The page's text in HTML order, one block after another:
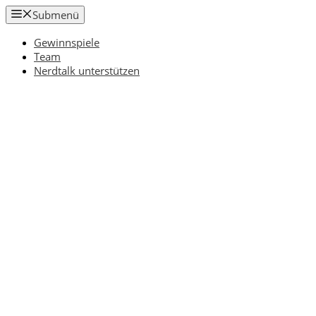
Zum
Inhalt
springen
Submenü
Gewinnspiele
Team
Nerdtalk unterstützen